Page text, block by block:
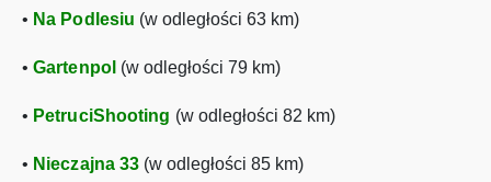
• Na Podlesiu (w odległości 63 km)
• Gartenpol (w odległości 79 km)
• PetruciShooting (w odległości 82 km)
• Nieczajna 33 (w odległości 85 km)